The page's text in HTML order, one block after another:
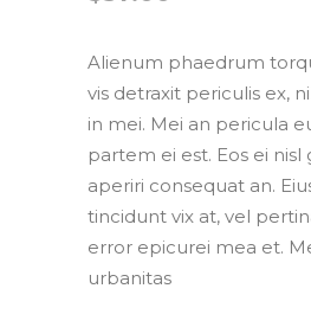
Alienum phaedrum
vis detraxit periculis ex,
in mei. Mei an pericula
partem ei est. Eos ei nisl
aperiri consequat an.
tincidunt vix at, vel
error epicurei mea et.
urbanitas